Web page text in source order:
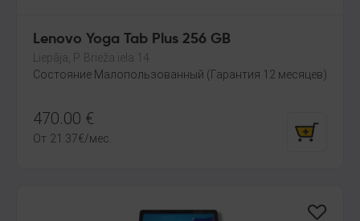
Lenovo Yoga Tab Plus 256 GB
Liepāja, P. Brieža iela 14
Состояние Малопользованный (Гарантия 12 месяцев)
470.00 €
От 21.37€/мес.